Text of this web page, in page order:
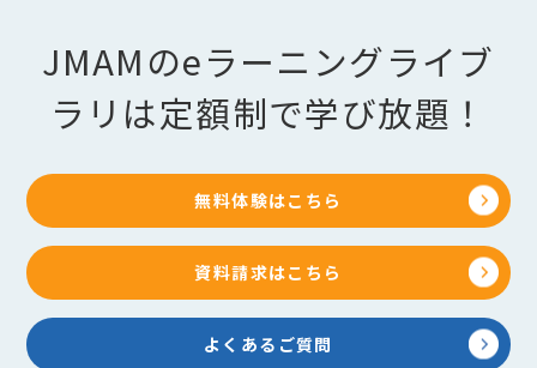
JMAMのeラーニングライブ
ラリは定額制で学び放題！
無料体験はこちら
資料請求はこちら
よくあるご質問